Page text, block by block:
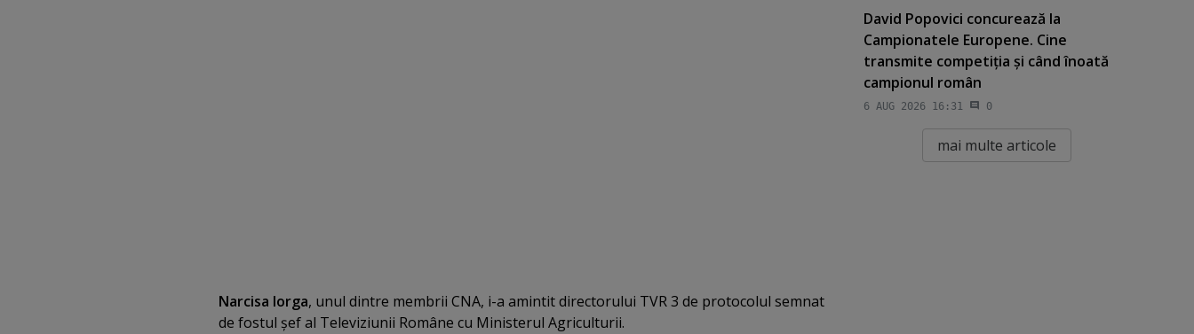
Narcisa Iorga, unul dintre membrii CNA, i-a amintit directorului TVR 3 de protocolul semnat
de fostul şef al Televiziunii Române cu Ministerul Agriculturii.
David Popovici concurează la
Campionatele Europene. Cine
transmite competiţia şi când înoată
campionul român
6 AUG 2026 16:31 0
mai multe articole